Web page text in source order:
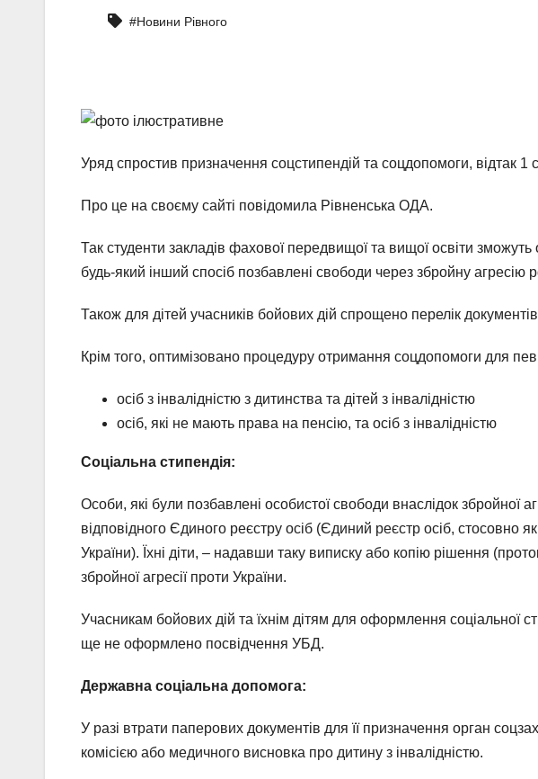
#Новини Рівного
Уряд спростив призначення соцстипендій та соцдопомоги, відтак
Про це на своєму сайті повідомила Рівненська ОДА.
Так студенти закладів фахової передвищої та вищої освіти зможуть
будь-який інший спосіб позбавлені свободи через збройну агресію
Також для дітей учасників бойових дій спрощено перелік
Крім того, оптимізовано процедуру отримання соцдопомоги для
осіб з інвалідністю з дитинства та дітей з інвалідністю
осіб, які не мають права на пенсію, та осіб з інвалідністю
Соціальна стипендія:
Особи, які були позбавлені особистої свободи внаслідок збройної
відповідного Єдиного реєстру осіб (Єдиний реєстр осіб, стосовно
України). Їхні діти, – надавши таку виписку або копію рішення
збройної агресії проти України.
Учасникам бойових дій та їхнім дітям для оформлення соціальної
ще не оформлено посвідчення УБД.
Державна соціальна допомога:
У разі втрати паперових документів для її призначення орган
комісією або медичного висновка про дитину з інвалідністю.